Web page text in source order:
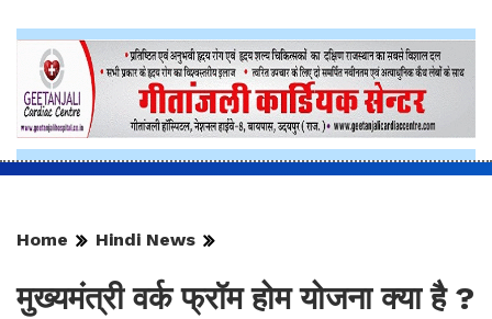
Home Hindi News
मुख्यमंत्री वर्क फ्रॉम होम योजना क्या है ?